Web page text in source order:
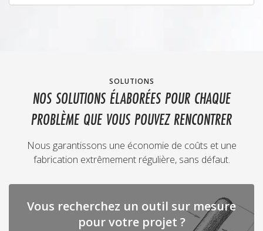
SOLUTIONS
NOS SOLUTIONS ÉLABORÉES POUR CHAQUE
PROBLÈME QUE VOUS POUVEZ RENCONTRER
Nous garantissons une économie de coûts et une
fabrication extrêmement régulière, sans défaut.
Vous recherchez un outil sur mesure
pour votre projet ?